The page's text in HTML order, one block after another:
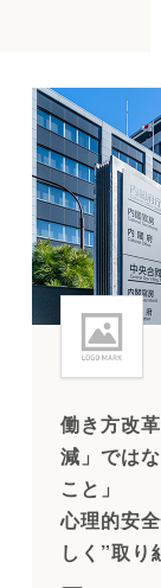
働き方改
減」では
こと」
心理的安
しく”取り